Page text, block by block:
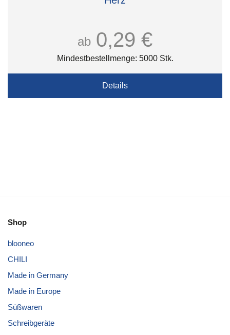
ab 0,29 €
Mindestbestellmenge: 5000 Stk.
Details
Shop
blooneo
CHILI
Made in Germany
Made in Europe
Süßwaren
Schreibgeräte